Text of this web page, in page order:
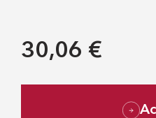
30,06 €